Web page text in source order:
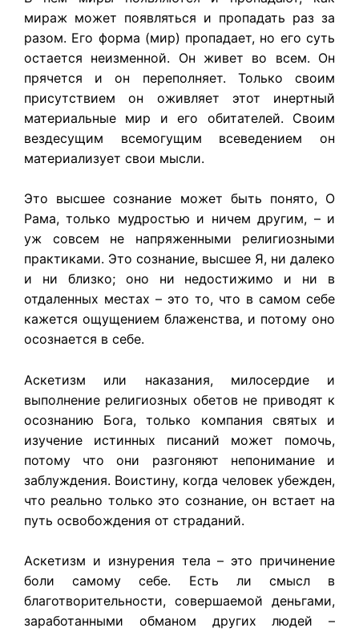
мираж может появляться и пропадать раз за
разом. Его форма (мир) пропадает, но его суть
остается неизменной. Он живет во всем. Он
прячется и он переполняет. Только своим
присутствием он оживляет этот инертный
материальные мир и его обитателей. Своим
вездесущим всемогущим всеведением он
материализует свои мысли.
Это высшее сознание может быть понято, О
Рама, только мудростью и ничем другим, – и
уж совсем не напряженными религиозными
практиками. Это сознание, высшее Я, ни далеко
и ни близко; оно ни недостижимо и ни в
отдаленных местах – это то, что в самом себе
кажется ощущением блаженства, и потому оно
осознается в себе.
Аскетизм или наказания, милосердие и
выполнение религиозных обетов не приводят к
осознанию Бога, только компания святых и
изучение истинных писаний может помочь,
потому что они разгоняют непонимание и
заблуждения. Воистину, когда человек убежден,
что реально только это сознание, он встает на
путь освобождения от страданий.
Аскетизм и изнурения тела – это причинение
боли самому себе. Есть ли смысл в
благотворительности, совершаемой деньгами,
заработанными обманом других людей –